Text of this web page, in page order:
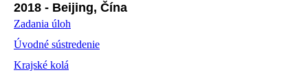
2018 - Beijing, Čína
Zadania úloh
Úvodné sústredenie
Krajské kolá